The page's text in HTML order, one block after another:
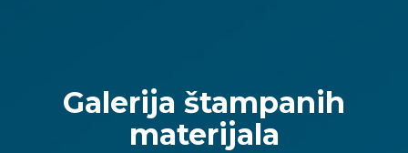
Galerija štampanih
materijala